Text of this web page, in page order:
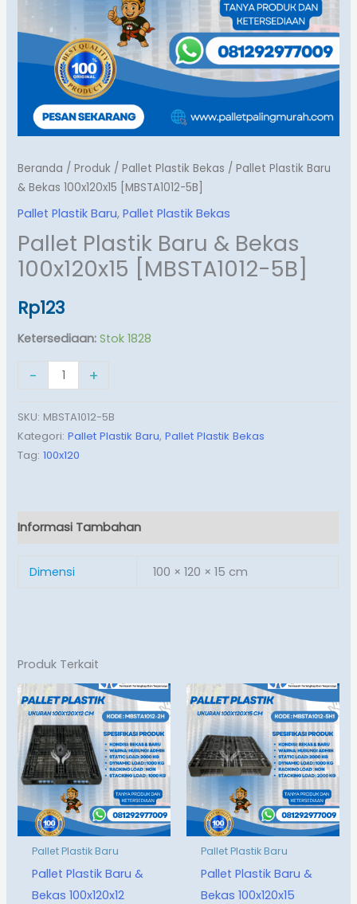
Beranda /Produk /Pallet Plastik Bekas / Pallet Plastik Baru
& Bekas 100x120x15 [MBSTA1012-5B]
Pallet Plastik Baru,Pallet Plastik Bekas
Pallet Plastik Baru & Bekas
100x120x15 [MBSTA1012-5B]
Rp123
Ketersediaan: Stok 1828
- +
SKU: MBSTA1012-5B
Kategori:Pallet Plastik Baru,Pallet Plastik Bekas
Tag:100x120
Informasi Tambahan
Dimensi 100 × 120 × 15 cm
Produk Terkait
Pallet Plastik Baru
Pallet Plastik Baru &
Bekas 100x120x12
Pallet Plastik Baru
Pallet Plastik Baru &
Bekas 100x120x15